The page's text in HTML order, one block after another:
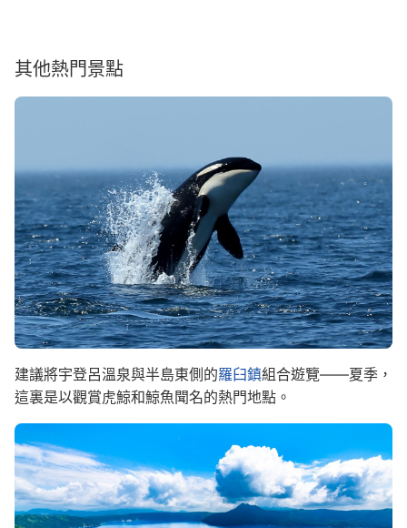
其他熱門景點
Image
建議將宇登呂溫泉與半島東側的羅臼鎮組合遊覽——夏季，
這裏是以觀賞虎鯨和鯨魚聞名的熱門地點。
Image